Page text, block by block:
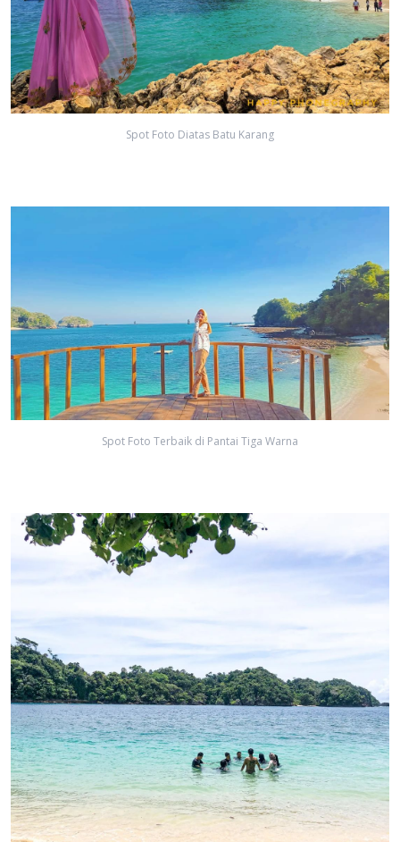
Spot Foto Diatas Batu Karang
Spot Foto Terbaik di Pantai Tiga Warna